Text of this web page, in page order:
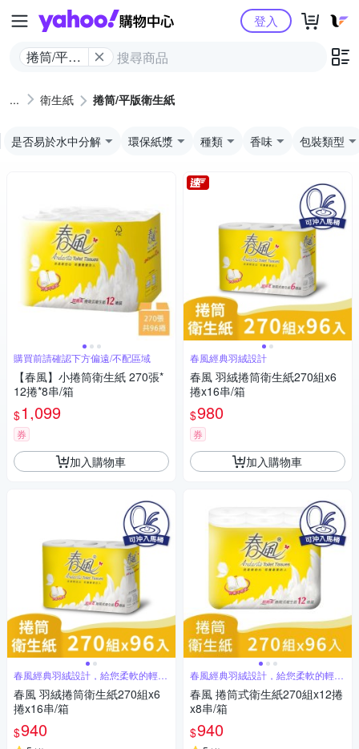
Yahoo購物中心
捲筒/平版
登入
衛生紙 捲筒/平版衛生紙
是否易於水中分解 環保紙漿 種類 香味 包裝類型
購買前請確認下方偏遠/不配區域
【春風】小捲筒衛生紙 270張*
12捲*8串/箱
$1,099
券
加入購物車
春風經典羽絨設計，給您柔軟的輕盈
感受
春風 羽絨捲筒衛生紙270組x6
捲x16串/箱
$940
春風經典羽絨設計
春風 羽絨捲筒衛生紙270組x6
捲x16串/箱
$980
券
加入購物車
春風經典羽絨設計，給您柔軟的輕盈
感受
春風 捲筒式衛生紙270組x12捲
x8串/箱
$940